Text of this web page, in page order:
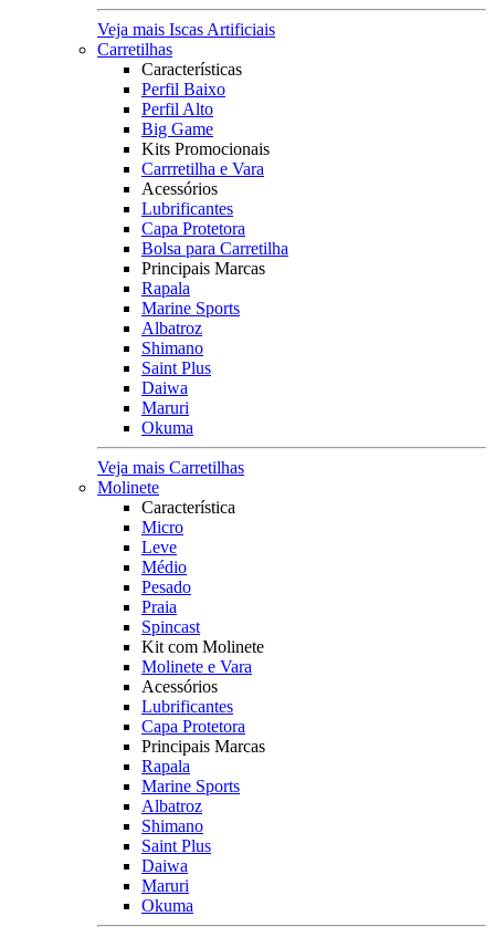
Veja mais Iscas Artificiais
Carretilhas
Características
Perfil Baixo
Perfil Alto
Big Game
Kits Promocionais
Carrretilha e Vara
Acessórios
Lubrificantes
Capa Protetora
Bolsa para Carretilha
Principais Marcas
Rapala
Marine Sports
Albatroz
Shimano
Saint Plus
Daiwa
Maruri
Okuma
Veja mais Carretilhas
Molinete
Característica
Micro
Leve
Médio
Pesado
Praia
Spincast
Kit com Molinete
Molinete e Vara
Acessórios
Lubrificantes
Capa Protetora
Principais Marcas
Rapala
Marine Sports
Albatroz
Shimano
Saint Plus
Daiwa
Maruri
Okuma